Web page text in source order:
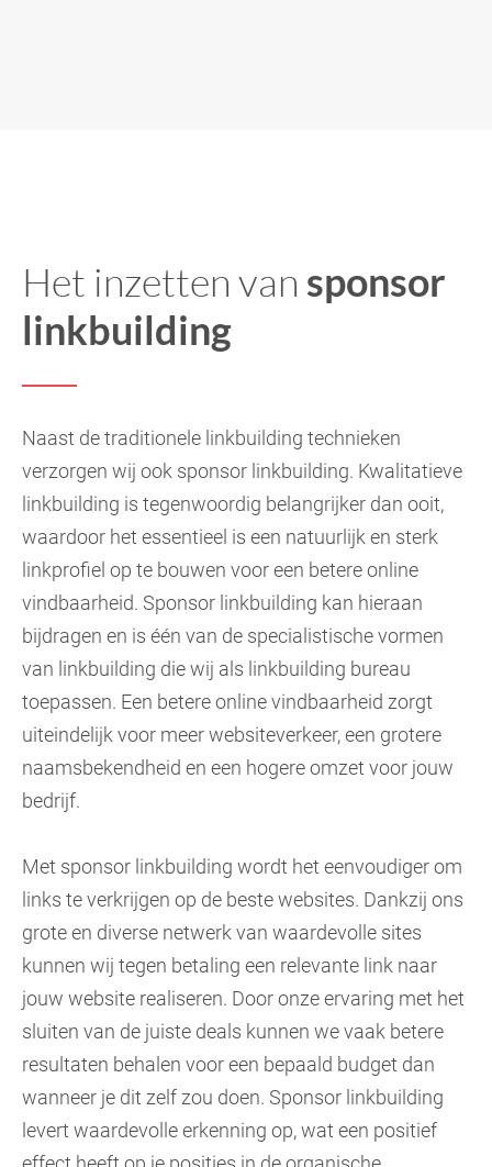
Het inzetten van sponsor
linkbuilding
Naast de traditionele linkbuilding technieken
verzorgen wij ook sponsor linkbuilding. Kwalitatieve
linkbuilding is tegenwoordig belangrijker dan ooit,
waardoor het essentieel is een natuurlijk en sterk
linkprofiel op te bouwen voor een betere online
vindbaarheid. Sponsor linkbuilding kan hieraan
bijdragen en is één van de specialistische vormen
van linkbuilding die wij als linkbuilding bureau
toepassen. Een betere online vindbaarheid zorgt
uiteindelijk voor meer websiteverkeer, een grotere
naamsbekendheid en een hogere omzet voor jouw
bedrijf.
Met sponsor linkbuilding wordt het eenvoudiger om
links te verkrijgen op de beste websites. Dankzij ons
grote en diverse netwerk van waardevolle sites
kunnen wij tegen betaling een relevante link naar
jouw website realiseren. Door onze ervaring met het
sluiten van de juiste deals kunnen we vaak betere
resultaten behalen voor een bepaald budget dan
wanneer je dit zelf zou doen. Sponsor linkbuilding
levert waardevolle erkenning op, wat een positief